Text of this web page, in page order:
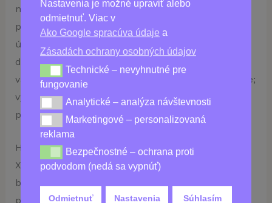
Nastavenia je možné upraviť alebo
odmietnuť. Viac v
Ako Google spracúva údaje a
Zásadách ochrany osobných údajov
Technické – nevyhnutné pre fungovanie
Technické – nevyhnutné pre
fungovanie
Analytické – analýza návštevnosti
Analytické – analýza návštevnosti
Marketingové – personalizovaná reklama
Marketingové – personalizovaná
reklama
Bezpečnostné – ochrana proti podvodom (nedá sa
Bezpečnostné – ochrana proti
podvodom (nedá sa vypnúť)
Odmietnuť Nastavenia Súhlasím
nielenže poskytuje energetickú vzpruhu, ale
pomáha aj podporovať zdravú náladu a znižovať
únavu. Takže či už ide o výnimočný tréning alebo
dôležité stretnutie počas obeda, XtraZex má pre
vás všetko! Nedovoľte, aby vám únava stála v ceste;
vyberte si XtraZex ešte dnes pre dokonalé
povzbudenie!
Hľadáte niečo navyše, čo by váš večer ozvláštnilo?
XtraZex je dokonalým riešením. Náš prírodný
bylinný doplnok pomáha zvyšovať mužskú
potenciu a výdrž a zároveň prirodzene zlepšuje